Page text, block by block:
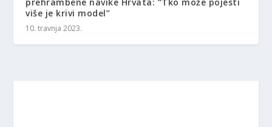
više je krivi model”
10. travnja 2023.